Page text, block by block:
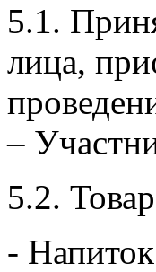
5.1.
лица,
–
5.2.
-